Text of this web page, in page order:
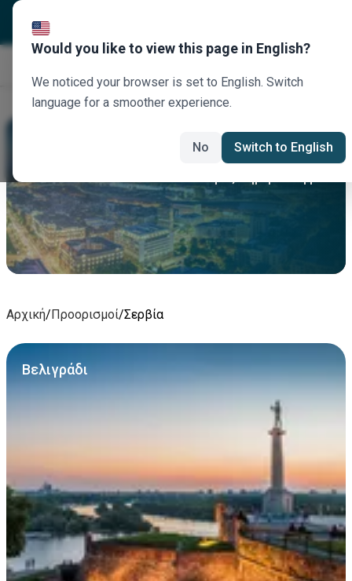
Σερβία
Αρχική/Προορισμοί/Σερβία
Βελιγράδι
Would you like to view this page in English?
We noticed your browser is set to English. Switch
language for a smoother experience.
No Switch to English